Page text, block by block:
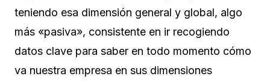
teniendo esa dimensión general y global, algo
más «pasiva», consistente en ir recogiendo
datos clave para saber en todo momento cómo
va nuestra empresa en sus dimensiones